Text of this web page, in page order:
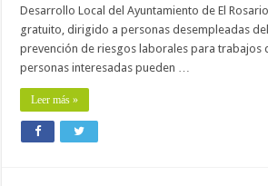
Desarrollo Local del Ayuntamiento de El
gratuito, dirigido a personas desempleadas
prevención de riesgos laborales para trabajos
personas interesadas pueden …
Leer más »